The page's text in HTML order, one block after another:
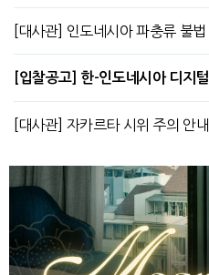
[대사관] 인도네시아 파충류 불
[입찰공고] 한-인도네시아 디지
[대사관] 자카르타 시위 주의 안